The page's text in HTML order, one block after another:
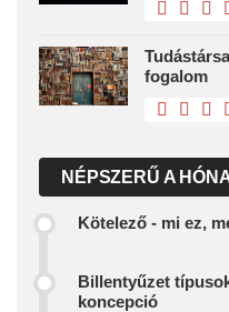
fogalom
NÉPSZERŰ A
Kötelező - mi ez,
Billentyűzet
koncepció